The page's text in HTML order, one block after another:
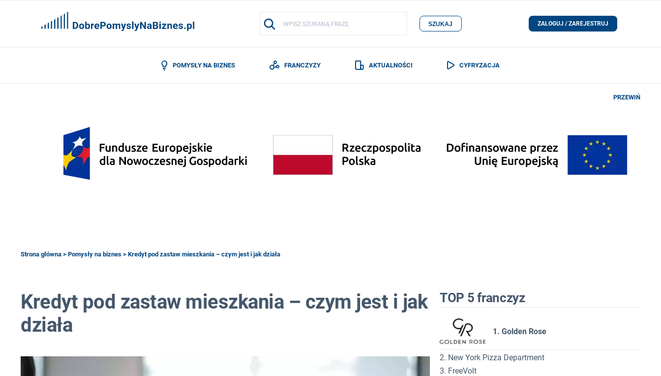
SZUKAJ ZALOGUJ / ZAREJESTRUJ
POMYSŁY NA BIZNES FRANCZYZY AKTUALNOŚCI CYFRYZACJA
PRZEWIŃ
Strona główna > Pomysły na biznes > Kredyt pod zastaw mieszkania – czym jest i jak działa
Kredyt pod zastaw mieszkania – czym jest i jak
działa
TOP 5 franczyz
1. Golden Rose
2. New York Pizza Department
3. FreeVolt